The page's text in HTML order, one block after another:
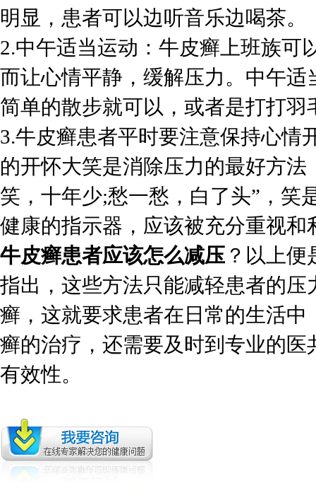
明显，患者可以边听音乐边喝茶。
2.中午适当运动：牛皮癣上班族可
而让心情平静，缓解压力。中午
简单的散步就可以，或者是打打羽
3.牛皮癣患者平时要注意保持心情
的开怀大笑是消除压力的最好方
笑，十年少;愁一愁，白了头”，笑
健康的指示器，应该被充分重视和
牛皮癣患者应该怎么减压 ？以上
指出，这些方法只能减轻患者的
癣，这就要求患者在日常的生活
癣的治疗，还需要及时到专业的
有效性。